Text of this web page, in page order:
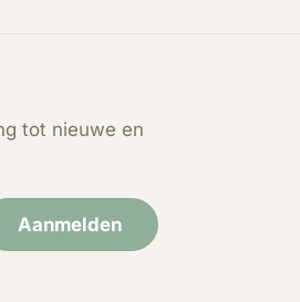
tot nieuwe en
Aanmelden